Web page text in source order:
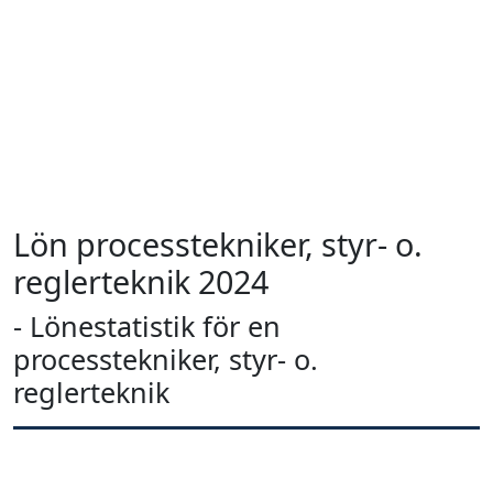
Lön processtekniker, styr- o.
reglerteknik 2024
- Lönestatistik för en
processtekniker, styr- o.
reglerteknik